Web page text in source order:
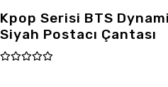
Kpop Serisi BTS
Siyah Postacı Çantası